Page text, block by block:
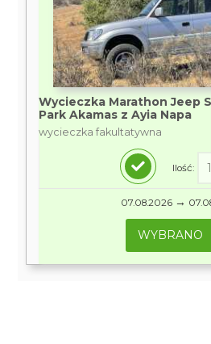
Wycieczka Marathon Jeep
Park Akamas z Ayia Napa
wycieczka fakultatywna
Ilość:
07.08.2026 →
WYBRANO